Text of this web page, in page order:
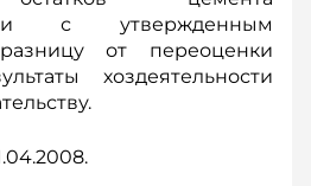
с утвержденным
от переоценки
хоздеятельности